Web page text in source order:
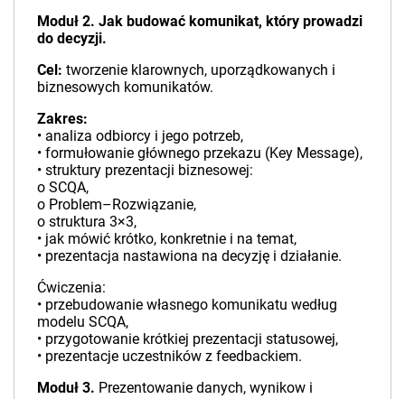
Moduł 2. Jak budować komunikat, który prowadzi
do decyzji.
Cel: tworzenie klarownych, uporządkowanych i
biznesowych komunikatów.
Zakres:
• analiza odbiorcy i jego potrzeb,
• formułowanie głównego przekazu (Key Message),
• struktury prezentacji biznesowej:
o SCQA,
o Problem–Rozwiązanie,
o struktura 3×3,
• jak mówić krótko, konkretnie i na temat,
• prezentacja nastawiona na decyzję i działanie.
Ćwiczenia:
• przebudowanie własnego komunikatu według
modelu SCQA,
• przygotowanie krótkiej prezentacji statusowej,
• prezentacje uczestników z feedbackiem.
Moduł 3. Prezentowanie danych, wynikow i